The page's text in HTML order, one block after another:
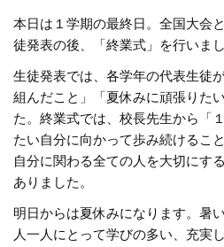
本日は１学期の最終日。全国大会
徒発表の後、「終業式」を行いまし
生徒発表では、各学年の代表生徒
組んだこと」「夏休みに頑張りた
た。終業式では、校長先生から「
たい自分に向かって歩み続けるこ
自分に関わる全ての人を大切にす
ありました。
明日からは夏休みになります。暑
人一人にとって学びの多い、充実